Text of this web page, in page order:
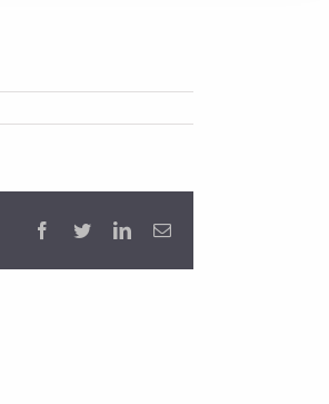
Facebook
TwitterLinkedInEmail